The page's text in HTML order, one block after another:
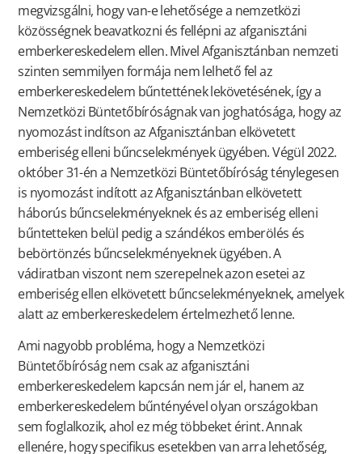
megvizsgálni, hogy van-e lehetősége a nemzetközi
közösségnek beavatkozni és fellépni az afganisztáni
emberkereskedelem ellen. Mivel Afganisztánban nemzeti
szinten semmilyen formája nem lelhető fel az
emberkereskedelem bűntettének lekövetésének, így a
Nemzetközi Büntetőbíróságnak van joghatósága, hogy az
nyomozást indítson az Afganisztánban elkövetett
emberiség elleni bűncselekmények ügyében. Végül 2022.
október 31-én a Nemzetközi Büntetőbíróság ténylegesen
is nyomozást indított az Afganisztánban elkövetett
háborús bűncselekményeknek és az emberiség elleni
bűntetteken belül pedig a szándékos emberölés és
bebörtönzés bűncselekményeknek ügyében. A
vádiratban viszont nem szerepelnek azon esetei az
emberiség ellen elkövetett bűncselekményeknek, amelyek
alatt az emberkereskedelem értelmezhető lenne.
Ami nagyobb probléma, hogy a Nemzetközi
Büntetőbíróság nem csak az afganisztáni
emberkereskedelem kapcsán nem jár el, hanem az
emberkereskedelem bűntényével olyan országokban
sem foglalkozik, ahol ez még többeket érint. Annak
ellenére, hogy specifikus esetekben van arra lehetőség,